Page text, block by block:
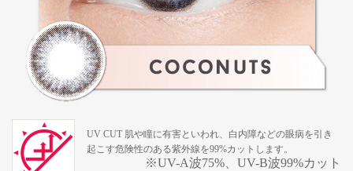
UV CUT 肌や瞳に有害といわれ、白内障などの眼病を引き
起こす危険性のある紫外線を99%カットします。
※UV-A波75%、UV-B波99%カット